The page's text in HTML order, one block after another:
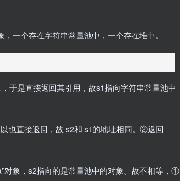
一个存在字符串常量池中，一个存在堆中。
于是直接返回其引用，故s1指向字符串常量池中
也直接返回，故 s2和 s1的地址相同。②返回
对象，s2指向的是常量池中的对象。故不相等，①